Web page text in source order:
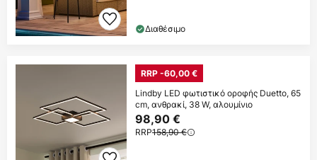
Διαθέσιμο
RRP -60,00 €
Lindby LED φωτιστικό οροφής Duetto, 65
cm, ανθρακί, 38 W, αλουμίνιο
98,90 €
RRP158,90 €